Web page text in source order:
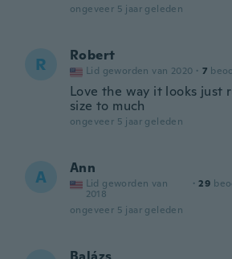
ongeveer 5 jaar geleden
R Robert
Lid geworden van 2020 · 7
Love the way it looks just
size to much
ongeveer 5 jaar geleden
A Ann
Lid geworden van
2018
· 29
ongeveer 5 jaar geleden